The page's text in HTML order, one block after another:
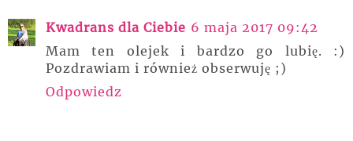
Kwadrans dla Ciebie 6 maja 2017 09:42
Mam ten olejek i bardzo go lubię. :)
Pozdrawiam i również obserwuję ;)
Odpowiedz